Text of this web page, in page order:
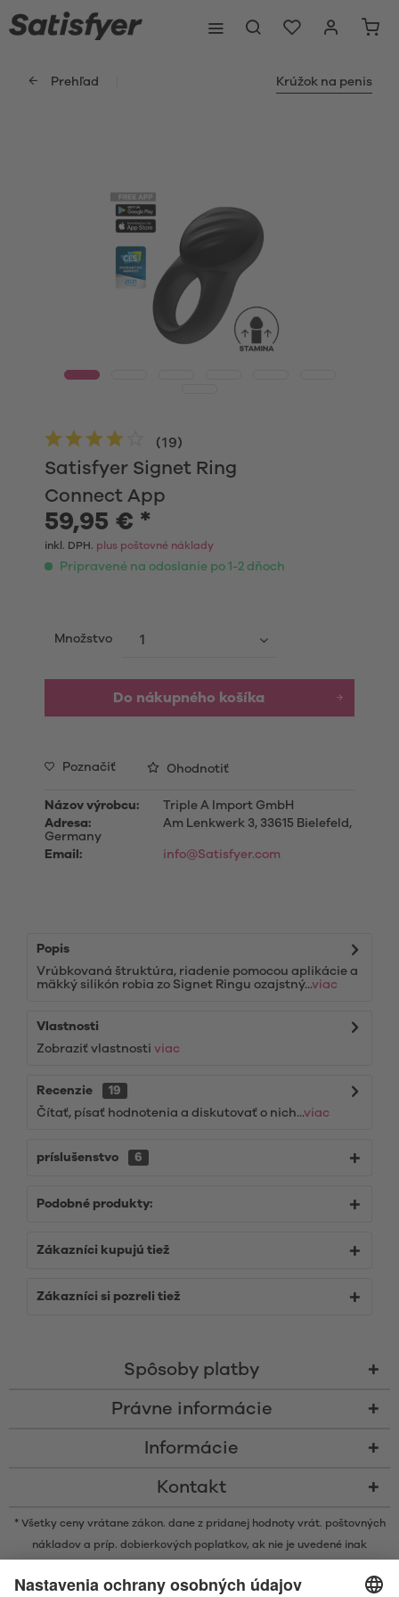
Prehľad Krúžok na penis
Satisfyer Signet Ring
Connect App
(19)
59,95 € *
inkl. DPH. plus poštovné náklady
Pripravené na odoslanie po 1-2 dňoch
Množstvo
Do nákupného košíka
Poznačiť Ohodnotiť
Názov výrobcu:
Triple A Import GmbH
Adresa:
Am Lenkwerk 3, 33615 Bielefeld,
Germany
Email:
info@Satisfyer.com
Popis
Vrúbkovaná štruktúra, riadenie pomocou aplikácie a
mäkký silikón robia zo Signet Ringu ozajstný...viac
Vlastnosti
Zobraziť vlastnosti viac
Recenzie
19
Čítať, písať hodnotenia a diskutovať o nich...viac
príslušenstvo 6
Podobné produkty:
Zákazníci kupujú tiež
Zákazníci si pozreli tiež
Spôsoby platby
Právne informácie
Informácie
Kontakt
* Všetky ceny vrátane zákon. dane z pridanej hodnoty vrát. poštovných
nákladov a príp. dobierkových poplatkov, ak nie je uvedené inak
spoločnosť Bluetooth SIG, Inc. a akékoľvek používanie takýchto značiek